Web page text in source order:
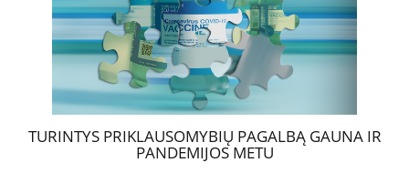
Informacija psichikos sveikatos centrams
Projektai
TURINTYS PRIKLAUSOMYBIŲ PAGALBĄ GAUNA IR
PANDEMIJOS METU